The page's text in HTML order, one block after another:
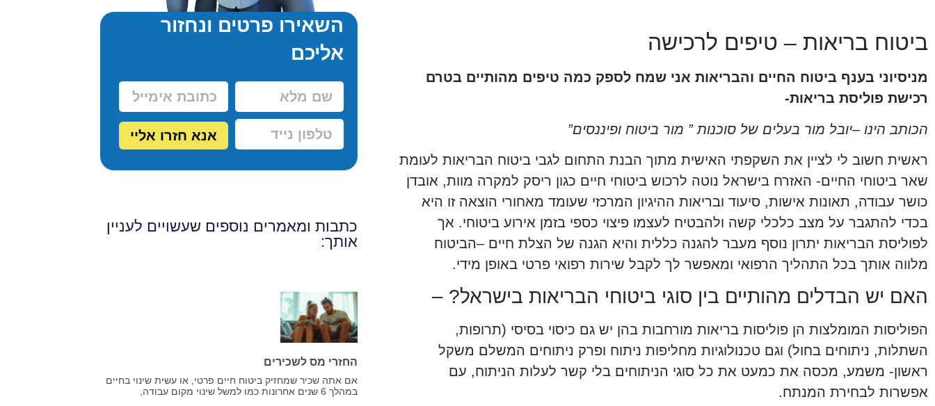
ביטוח בריאות – טיפים לרכישה
מניסיוני בענף ביטוח החיים והבריאות אני שמח לספק כמה טיפים מהותיים בטרם
רכישת פוליסת בריאות-
הכותב הינו –יובל מור בעלים של סוכנות ” מור ביטוח ופיננסים”
ראשית חשוב לי לציין את השקפתי האישית מתוך הבנת התחום לגבי ביטוח הבריאות לעומת
שאר ביטוחי החיים- האזרח בישראל נוטה לרכוש ביטוחי חיים כגון ריסק למקרה מוות, אובדן
כושר עבודה, תאונות אישות, סיעוד ובריאות ההיגיון המרכזי שעומד מאחורי הוצאה זו היא
בכדי להתגבר על מצב כלכלי קשה ולהבטיח לעצמו פיצוי כספי בזמן אירוע ביטוחי. אך
לפוליסת הבריאות יתרון נוסף מעבר להגנה כללית והיא הגנה של הצלת חיים –הביטוח
מלווה אותך בכל התהליך הרפואי ומאפשר לך לקבל שירות רפואי פרטי באופן מידי.
האם יש הבדלים מהותיים בין סוגי ביטוחי הבריאות בישראל? –
הפוליסות המומלצות הן פוליסות בריאות מורחבות בהן יש גם כיסוי בסיסי (תרופות,
השתלות, ניתוחים בחול) וגם טכנולוגיות מחליפות ניתוח ופרק ניתוחים המשלם משקל
ראשון- משמע, מכסה את כמעט את כל סוגי הניתוחים בלי קשר לעלות הניתוח, עם
אפשרות לבחירת המנתח.
השאירו פרטים ונחזור
אליכם
אנא חזרו אליי
כתבות ומאמרים נוספים שעשויים לעניין
אותך:
החזרי מס לשכירים
אם אתה שכיר שמחזיק ביטוח חיים פרטי, או עשית שינוי בחיים
במהלך 6 שנים אחרונות כמו למשל שינוי מקום עבודה,